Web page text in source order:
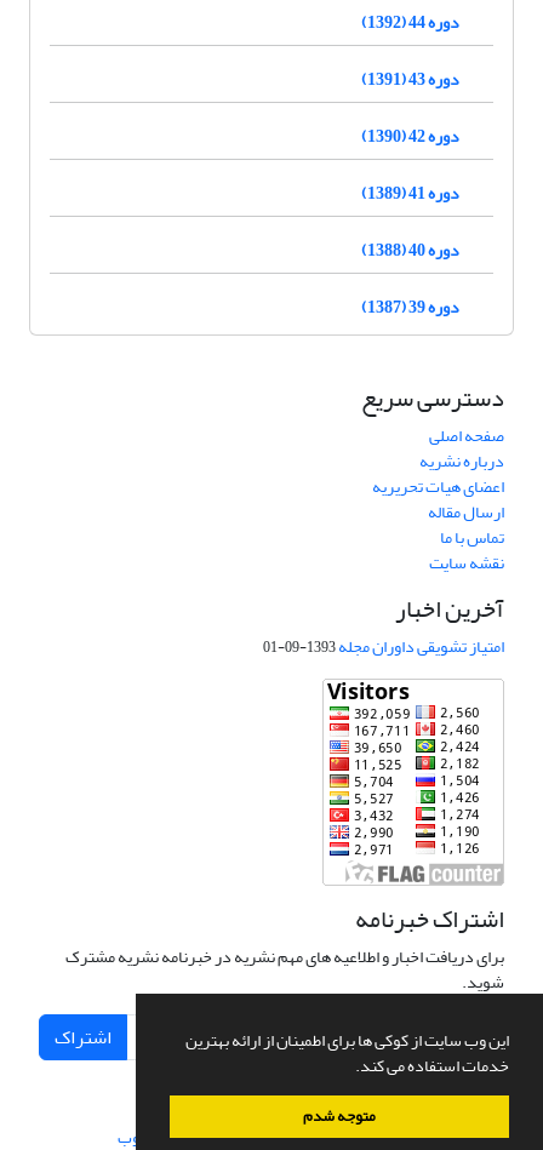
این وب سایت از کوکی ها برای اطمینان از ارائه بهترین
خدمات استفاده می کند.
متوجه شدم
دوره 44 (1392)
دوره 43 (1391)
دوره 42 (1390)
دوره 41 (1389)
دوره 40 (1388)
دوره 39 (1387)
دسترسی سریع
صفحه اصلی
درباره نشریه
اعضای هیات تحریریه
ارسال مقاله
تماس با ما
نقشه سایت
آخرین اخبار
امتیاز تشویقی داوران مجله1393-09-01
اشتراک خبرنامه
برای دریافت اخبار و اطلاعیه های مهم نشریه در خبرنامه نشریه مشترک
شوید.
اشتراک
سامانه مدیریت نشریات علمی.طراحی و پیاده سازی از سیناوب